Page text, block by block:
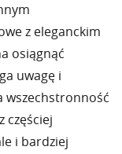
z eleganckim
osiągnąć
uwagę i
wszechstronność
częściej
i bardziej